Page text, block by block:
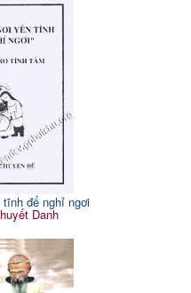
để nghỉ ngơi
Danh